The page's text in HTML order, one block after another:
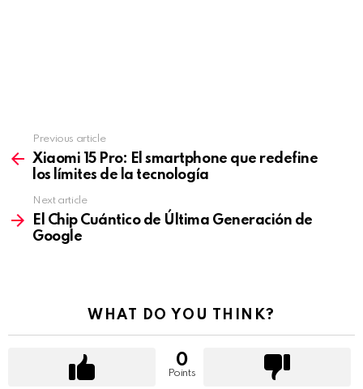
more
Previous article
Xiaomi 15 Pro: El smartphone que redefine
los límites de la tecnología
Next article
El Chip Cuántico de Última Generación de
Google
WHAT DO YOU THINK?
0
Points